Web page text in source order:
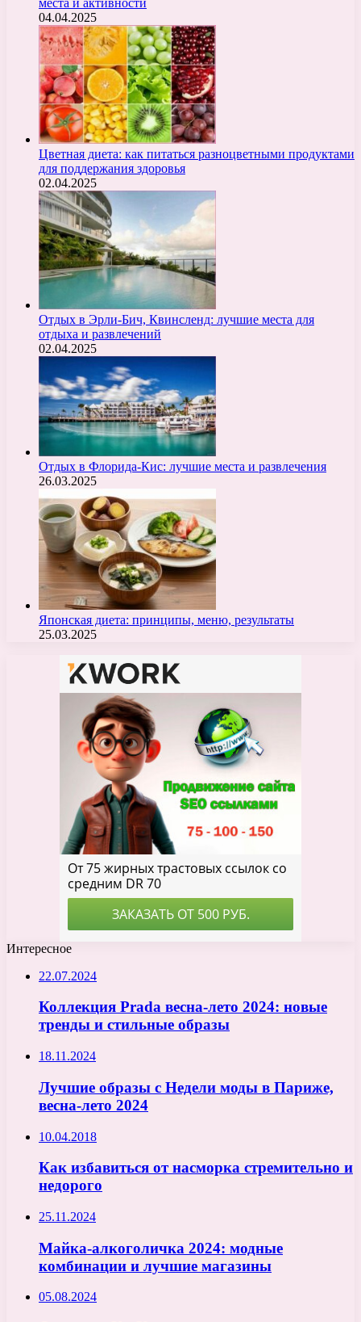
04.04.2025
Цветная диета: как питаться разноцветными продуктами
для поддержания здоровья
02.04.2025
Отдых в Эрли-Бич, Квинсленд: лучшие места для
отдыха и развлечений
02.04.2025
Отдых в Флорида-Кис: лучшие места и развлечения
26.03.2025
Японская диета: принципы, меню, результаты
25.03.2025
Интересное
22.07.2024
Коллекция Prada весна-лето 2024: новые
тренды и стильные образы
18.11.2024
Лучшие образы с Недели моды в Париже,
весна-лето 2024
10.04.2018
Как избавиться от насморка стремительно и
недорого
25.11.2024
Майка-алкоголичка 2024: модные
комбинации и лучшие магазины
05.08.2024